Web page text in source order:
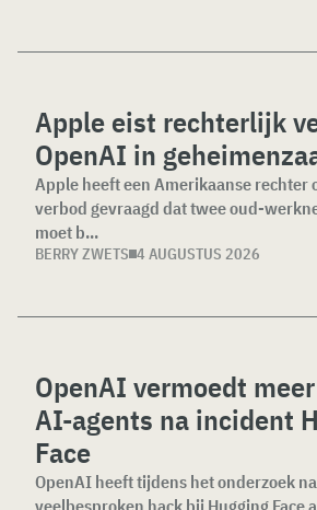
Apple eist rechterlijk
OpenAI in
Apple heeft een Amerikaanse rechter
verbod gevraagd dat twee oud-
moet b...
BERRY ZWETS 4 AUGUSTUS 2026
OpenAI vermoedt
AI-agents na incident
Face
OpenAI heeft tijdens het onderzoek
veelbesproken hack bij Hugging Face